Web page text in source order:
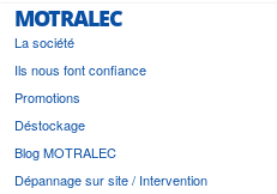
MOTRALEC
La société
Ils nous font confiance
Promotions
Déstockage
Blog MOTRALEC
Dépannage sur site / Intervention